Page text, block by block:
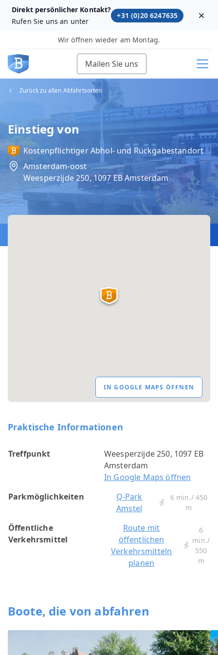
Direkt persönlicher Kontakt?
Rufen Sie uns an unter
+31 (0)20 6247635
Wir öffnen wieder am Montag.
Mailen Sie uns
Zurück zu allen Abfahrtsorten
Einstieg von
Kostenpflichtiger Abhol‑ und Rückgabestandort
Amsterdam-oost
Weesperzijde 250, 1097 EB Amsterdam
IN GOOGLE MAPS ÖFFNEN
Praktische Informationen
Treffpunkt
Weesperzijde 250, 1097 EB
Amsterdam
In Google Maps öffnen
Parkmöglichkeiten
Q-Park
Amstel
6 min./ 450
m
Öffentliche
Verkehrsmittel
Route mit
öffentlichen
Verkehrsmitteln
planen
6
min./
550
m
Boote, die von abfahren